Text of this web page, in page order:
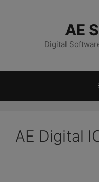
AE
Digital
AE Digital